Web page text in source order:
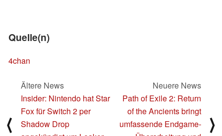
Quelle(n)
4chan
⟨
Ältere News
Insider: Nintendo hat Star
Fox für Switch 2 per
Shadow Drop
Neuere News
Path of Exile 2: Return
of the Ancients bringt
umfassende Endgame-
⟩